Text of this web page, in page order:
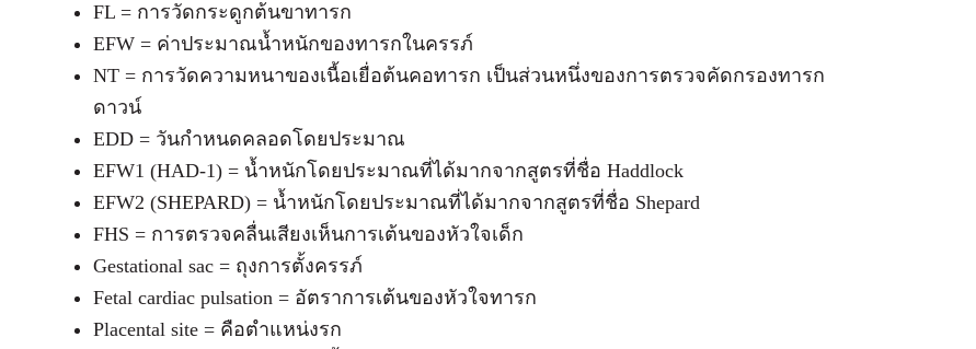
FL = การวัดกระดูกต้นขาทารก
EFW = ค่าประมาณน้ำหนักของทารกในครรภ์
NT = การวัดความหนาของเนื้อเยื่อต้นคอทารก เป็นส่วนหนึ่งของการตรวจคัดกรองทารก
ดาวน์
EDD = วันกำหนดคลอดโดยประมาณ
EFW1 (HAD-1) = น้ำหนักโดยประมาณที่ได้มากจากสูตรที่ชื่อ Haddlock
EFW2 (SHEPARD) = น้ำหนักโดยประมาณที่ได้มากจากสูตรที่ชื่อ Shepard
FHS = การตรวจคลื่นเสียงเห็นการเต้นของหัวใจเด็ก
Gestational sac = ถุงการตั้งครรภ์
Fetal cardiac pulsation = อัตราการเต้นของหัวใจทารก
Placental site = คือตำแหน่งรก